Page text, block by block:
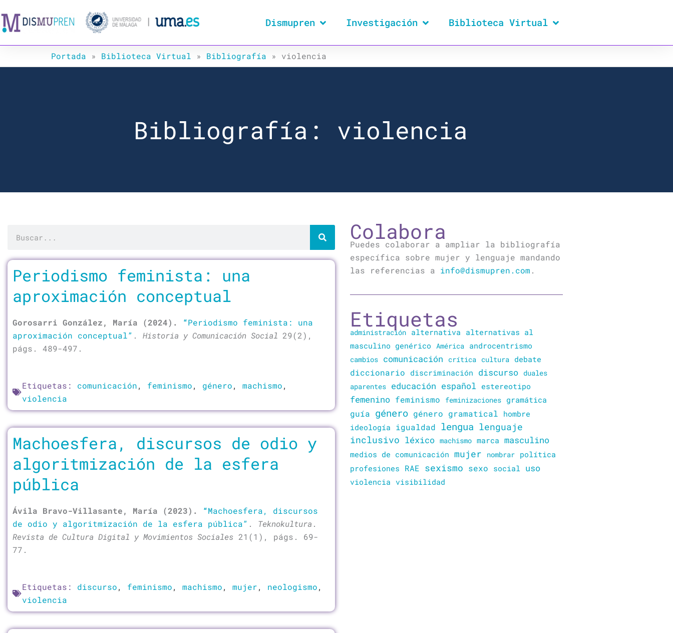
al
contenido
Dismupren Investigación Biblioteca Virtual
Portada » Biblioteca Virtual » Bibliografía » violencia
Bibliografía: violencia
Periodismo feminista: una
aproximación conceptual
Gorosarri González, María (2024). “Periodismo feminista: una
aproximación conceptual” . Historia y Comunicación Social 29(2),
págs. 489-497.
Etiquetas: comunicación, feminismo, género, machismo,
violencia
Machoesfera, discursos de odio y
algoritmización de la esfera
pública
Ávila Bravo-Villasante, María (2023). “Machoesfera, discursos
de odio y algoritmización de la esfera pública” . Teknokultura .
Revista de Cultura Digital y Movimientos Sociales 21(1), págs. 69-
77.
Etiquetas: discurso, feminismo, machismo, mujer, neologismo,
violencia
Colabora
Puedes colaborar a ampliar la bibliografía
específica sobre mujer y lenguaje mandando
las referencias a info@dismupren.com .
Etiquetas
administración alternativa alternativas al
masculino genérico América androcentrismo
cambios comunicación crítica cultura debate
diccionario discriminación discurso duales
aparentes educación español estereotipo
femenino feminismo feminizaciones gramática
guía género género gramatical hombre
ideología igualdad lengua lenguaje
inclusivo léxico machismo marca masculino
medios de comunicación mujer nombrar política
profesiones RAE sexismo sexo social uso
violencia visibilidad